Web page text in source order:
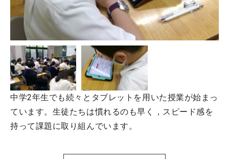
中学2年生でも続々とタブレットを用いた授業が始まっ
ています。生徒たちは慣れるのも早く，スピード感を
持って課題に取り組んでいます。